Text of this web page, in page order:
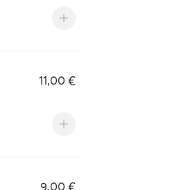
11,00 €
9,00 €